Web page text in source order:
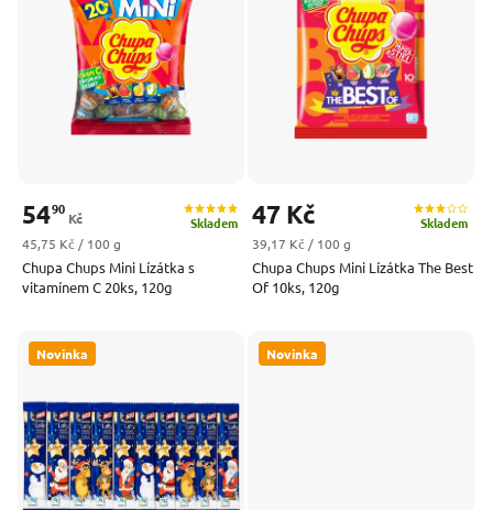
Nejprodávanější
Abecedně
Chupa Chups Mini Lízátka s
vitamínem C 20ks, 120g
Skladem
5490
Kč
Měrná cena:
45,75 Kč / 100 g
Chupa Chups Mini Lízátka The Best
Of 10ks, 120g
Skladem
47 Kč
Měrná cena:
39,17 Kč / 100 g
Novinka Novinka